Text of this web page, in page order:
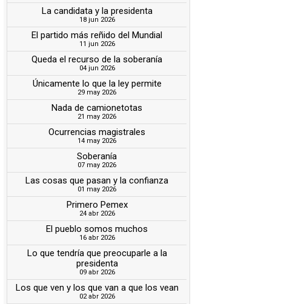
La candidata y la presidenta
18 jun 2026
El partido más reñido del Mundial
11 jun 2026
Queda el recurso de la soberanía
04 jun 2026
Únicamente lo que la ley permite
29 may 2026
Nada de camionetotas
21 may 2026
Ocurrencias magistrales
14 may 2026
Soberanía
07 may 2026
Las cosas que pasan y la confianza
01 may 2026
Primero Pemex
24 abr 2026
El pueblo somos muchos
16 abr 2026
Lo que tendría que preocuparle a la
presidenta
09 abr 2026
Los que ven y los que van a que los vean
02 abr 2026